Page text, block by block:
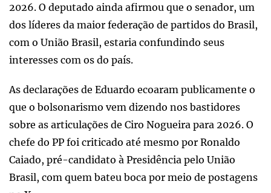
2026. O deputado ainda afirmou que o senador, um
dos líderes da maior federação de partidos do Brasil,
com o União Brasil, estaria confundindo seus
interesses com os do país.
As declarações de Eduardo ecoaram publicamente o
que o bolsonarismo vem dizendo nos bastidores
sobre as articulações de Ciro Nogueira para 2026. O
chefe do PP foi criticado até mesmo por Ronaldo
Caiado, pré-candidato à Presidência pelo União
Brasil, com quem bateu boca por meio de postagens